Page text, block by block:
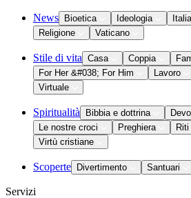
News Bioetica Ideologia Italia
Religione
Vaticano
Stile di vita Casa Coppia
For Her &#038; For Him
Lavoro
Virtuale
Spiritualità Bibbia e dottrina
Le nostre croci
Preghiera Riti
Virtù cristiane
Scoperte Divertimento Santuari
Servizi